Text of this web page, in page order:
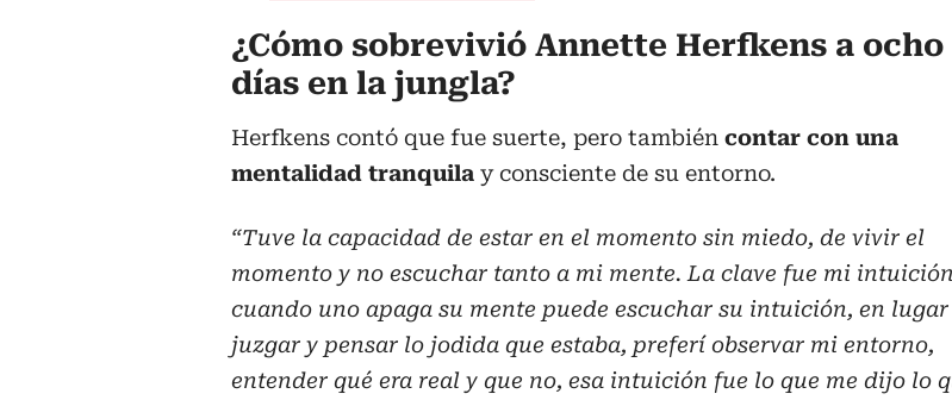
¿Cómo sobrevivió Annette Herfkens a ocho
días en la jungla?
Herfkens contó que fue suerte, pero también contar con una
mentalidad tranquila y consciente de su entorno.
“Tuve la capacidad de estar en el momento sin miedo, de vivir el
momento y no escuchar tanto a mi mente. La clave fue mi
cuando uno apaga su mente puede escuchar su intuición, en lugar
juzgar y pensar lo jodida que estaba, preferí observar mi entorno,
entender qué era real y que no, esa intuición fue lo que me dijo lo